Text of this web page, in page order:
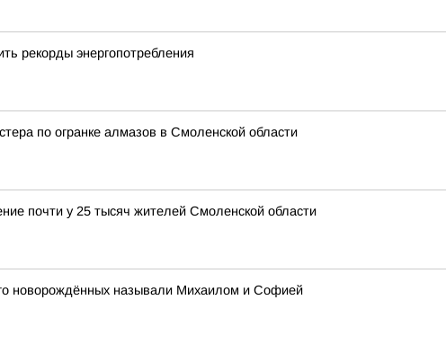
рекорды энергопотребления
по огранке алмазов в Смоленской области
почти у 25 тысяч жителей Смоленской области
новорождённых называли Михаилом и Софией